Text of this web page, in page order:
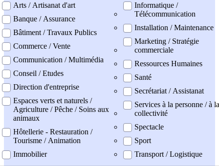
Arts / Artisanat d'art
Banque / Assurance
Bâtiment / Travaux Publics
Commerce / Vente
Communication / Multimédia
Conseil / Etudes
Direction d'entreprise
Espaces verts et naturels /
Agriculture / Pêche / Soins aux
animaux
Hôtellerie - Restauration /
Tourisme / Animation
Immobilier
Informatique /
Télécommunication
Installation / Maintenance
Marketing / Stratégie
commerciale
Ressources Humaines
Santé
Secrétariat / Assistanat
Services à la personne / à la
collectivité
Spectacle
Sport
Transport / Logistique